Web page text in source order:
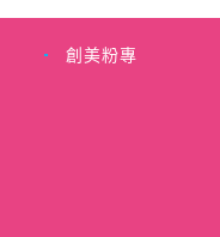
創美粉專